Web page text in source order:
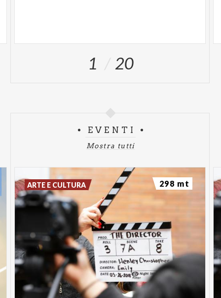
1 20
EVENTI
Mostra tutti
ARTE E CULTURA 298 mt